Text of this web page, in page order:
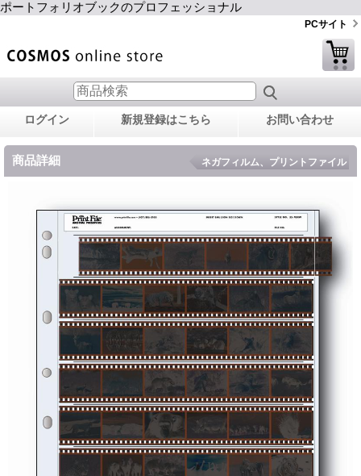
ポートフォリオブックのプロフェッショナル
PCサイト
ログイン 新規登録はこちら お問い合わせ
商品詳細 ネガフィルム、プリントファイル